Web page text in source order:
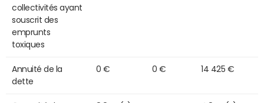
collectivités ayant
souscrit des
emprunts
toxiques
Annuité de la
dette
0 € 0 € 14 425 €